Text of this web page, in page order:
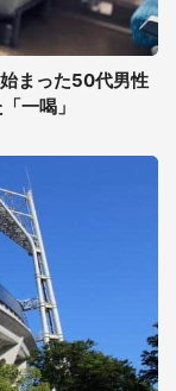
まった50代男性
一喝」